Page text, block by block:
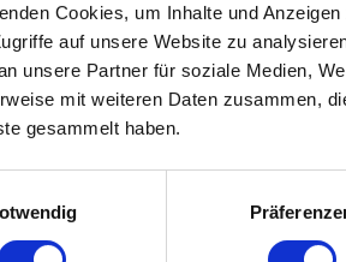
Cookies, um Inhalte und
auf unsere Website zu
unsere Partner für soziale Medien,
mit weiteren Daten zusammen,
gesammelt haben.